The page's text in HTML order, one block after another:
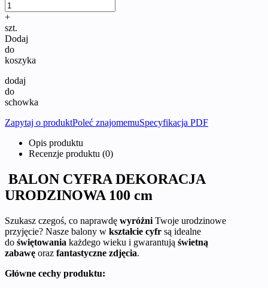
+
szt.
Dodaj
do
koszyka
dodaj
do
schowka
Zapytaj o produktPoleć znajomemuSpecyfikacja PDF
Opis produktu
Recenzje produktu (0)
BALON CYFRA DEKORACJA
URODZINOWA 100 cm
Szukasz czegoś, co naprawdę wyróżni Twoje urodzinowe
przyjęcie? Nasze balony w kształcie cyfr są idealne
do świętowania każdego wieku i gwarantują świetną
zabawę oraz fantastyczne zdjęcia.
Główne cechy produktu: